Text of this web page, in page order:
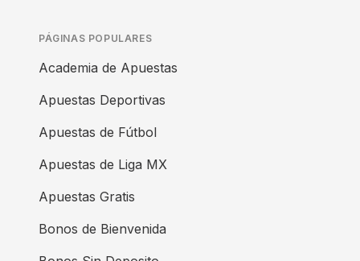
PÁGINAS POPULARES
Academia de Apuestas
Apuestas Deportivas
Apuestas de Fútbol
Apuestas de Liga MX
Apuestas Gratis
Bonos de Bienvenida